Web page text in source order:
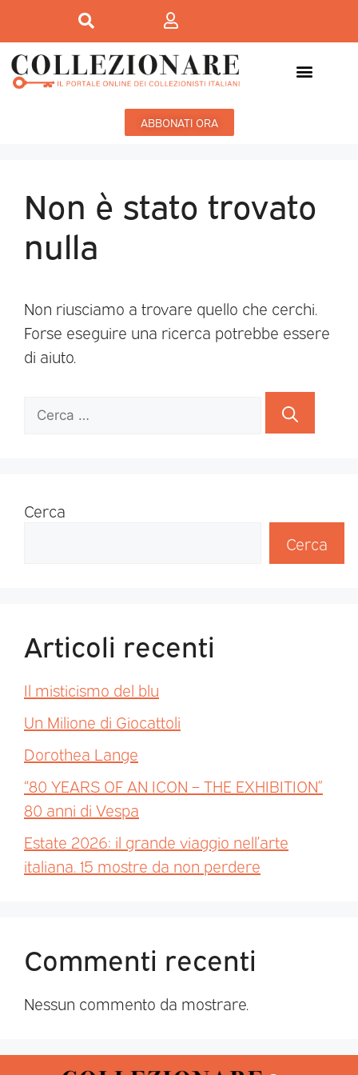
ABBONATI ORA
Non è stato trovato
nulla
Non riusciamo a trovare quello che cerchi.
Forse eseguire una ricerca potrebbe essere
di aiuto.
Cerca
Cerca
Articoli recenti
Il misticismo del blu
Un Milione di Giocattoli
Dorothea Lange
“80 YEARS OF AN ICON – THE EXHIBITION”
80 anni di Vespa
Estate 2026: il grande viaggio nell’arte
italiana. 15 mostre da non perdere
Commenti recenti
Nessun commento da mostrare.